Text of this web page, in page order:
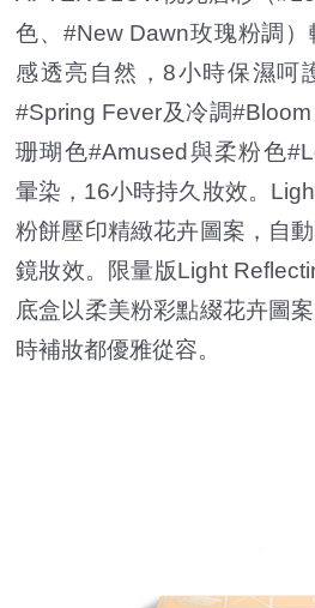
色、#New Dawn玫瑰粉調
感透亮自然，8小時保濕呵
#Spring Fever及冷調
珊瑚色#Amused與柔粉色
暈染，16小時持久妝效。
粉餅壓印精緻花卉圖案，自
鏡妝效。限量版Light
底盒以柔美粉彩點綴花卉圖
時補妝都優雅從容。